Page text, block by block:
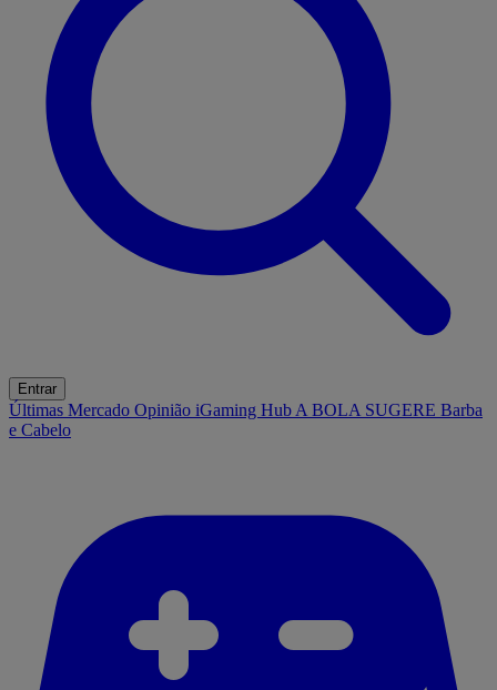
Entrar
Últimas Mercado Opinião iGaming Hub A BOLA SUGERE Barba
e Cabelo